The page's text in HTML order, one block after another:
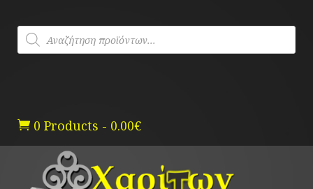
content
Products
search
 0 Products - 0.00€